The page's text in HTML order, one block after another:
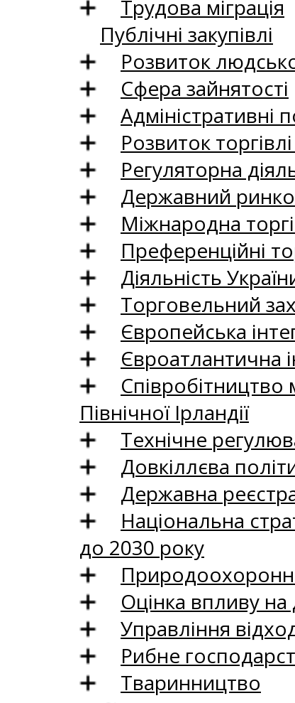
Трудова міграція
Публічні закупівлі
Розвиток
Сфера зайнятості
Адміністративні
Розвиток
Регуляторна
Державний
Міжнародна
Преференційні
Діяльність
Торговельний
Європейська
Євроатлантична
Співробітництво
Північної Ірландії
Технічне
Довкіллєва
Державна
Національна
до 2030 року
Природоохоронні
Оцінка впливу на
Управління
Рибне
Тваринництво